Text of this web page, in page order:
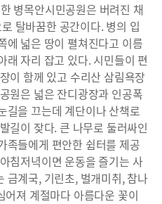
병목안시민공원은 버려진 채
탈바꿈한 공간이다. 병의 입
에 넓은 땅이 펼쳐진다고 이름
래 자리 잡고 있다. 시민들이 편
이 함께 있고 수리산 삼림욕장
원은 넓은 잔디광장과 인공폭
길을 끄는데 계단이나 산책로
길이 잦다. 큰 나무로 둘러싸인
족들에게 편안한 쉼터를 제공
침저녁이면 운동을 즐기는 사
금계국, 기린초, 벌개미취, 참나
져 계절마다 아름다운 꽃이